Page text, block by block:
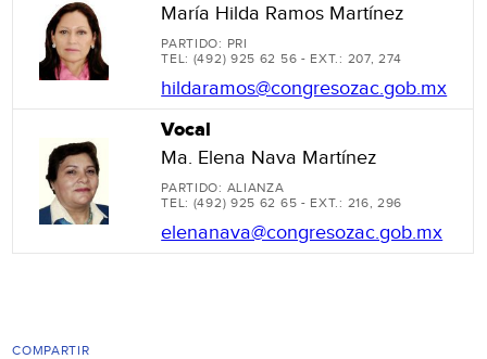
María Hilda Ramos Martínez
PARTIDO: PRI
TEL: (492) 925 62 56 - EXT.: 207, 274
hildaramos@congresozac.gob.mx
Vocal
Ma. Elena Nava Martínez
PARTIDO: ALIANZA
TEL: (492) 925 62 65 - EXT.: 216, 296
elenanava@congresozac.gob.mx
COMPARTIR